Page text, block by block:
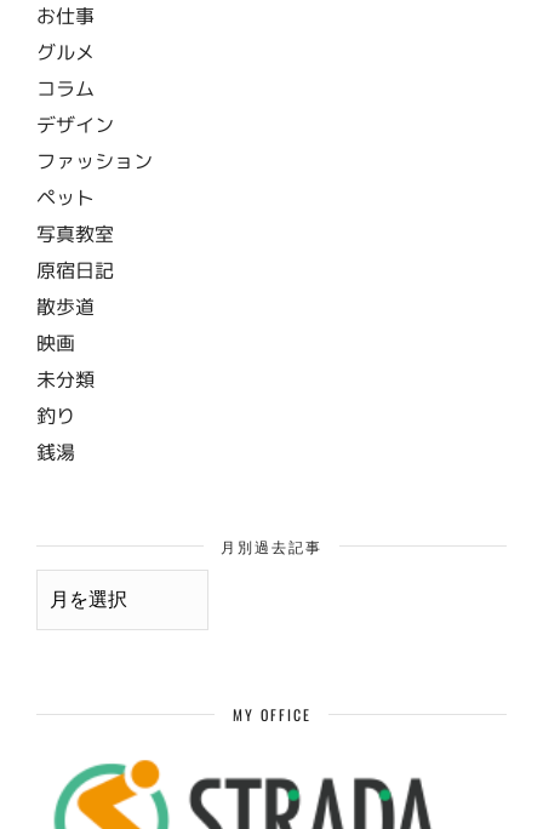
お仕事
グルメ
コラム
デザイン
ファッション
ペット
写真教室
原宿日記
散歩道
映画
未分類
釣り
銭湯
月別過去記事
月
MY OFFICE